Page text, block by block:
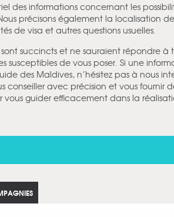
des informations concernant les
précisons également la localisation
de visa et autres questions usuelles.
succincts et ne sauraient répondre à
susceptibles de vous poser. Si une
des Maldives, n’hésitez pas à nous
conseiller avec précision et vous fournir
vous guider efficacement dans la